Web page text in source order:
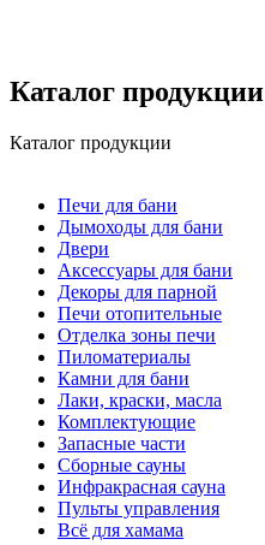
Каталог продукции
Каталог продукции
Печи для бани
Дымоходы для бани
Двери
Аксессуары для бани
Декоры для парной
Печи отопительные
Отделка зоны печи
Пиломатериалы
Камни для бани
Лаки, краски, масла
Комплектующие
Запасные части
Сборные сауны
Инфракрасная сауна
Пульты управления
Всё для хамама